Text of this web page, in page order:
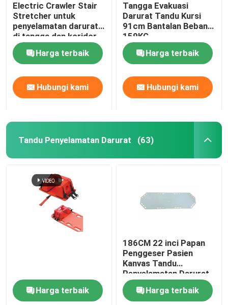
Electric Crawler Stair
Stretcher untuk
penyelamatan darurat
di tangga dan koridor
Harga terbaik
Hubungi kami
Tangga Evakuasi
Darurat Tandu Kursi
91cm Bantalan Beban
159KG
Harga terbaik
Hubungi kami
Tandu Penyelamatan Darurat (63)
Harga terbaik
186CM 22 inci Papan
Penggeser Pasien
Kanvas Tandu
Penyelamatan Darurat
Ambulans yang Dapat
DilipatHarga terbaik